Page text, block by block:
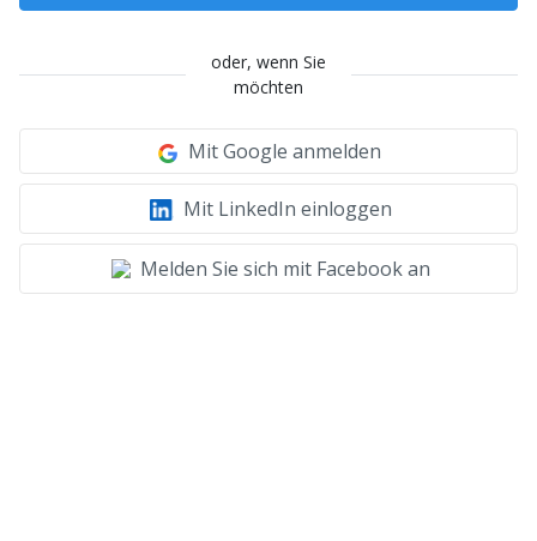
oder, wenn Sie
möchten
Mit Google anmelden
Mit LinkedIn einloggen
Melden Sie sich mit Facebook an